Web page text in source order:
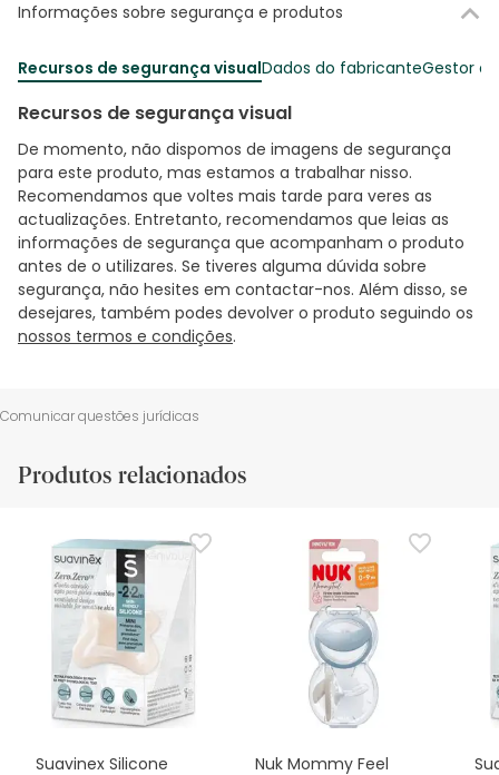
Informações sobre segurança e produtos
Recursos de segurança visualDados do fabricanteGestor
Recursos de segurança visual
De momento, não dispomos de imagens de segurança
para este produto, mas estamos a trabalhar nisso.
Recomendamos que voltes mais tarde para veres as
actualizações. Entretanto, recomendamos que leias as
informações de segurança que acompanham o produto
antes de o utilizares. Se tiveres alguma dúvida sobre
segurança, não hesites em contactar-nos. Além disso, se
desejares, também podes devolver o produto seguindo os
nossos termos e condições.
Comunicar questões jurídicas
Produtos relacionados
Suavinex Silicone
Nuk Mommy Feel